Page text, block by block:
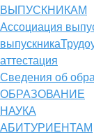
ВЫПУСКНИКАМ
Ассоциация
выпускника
аттестация
Сведения об
ОБРАЗОВАНИЕ
НАУКА
АБИТУРИЕНТАМ